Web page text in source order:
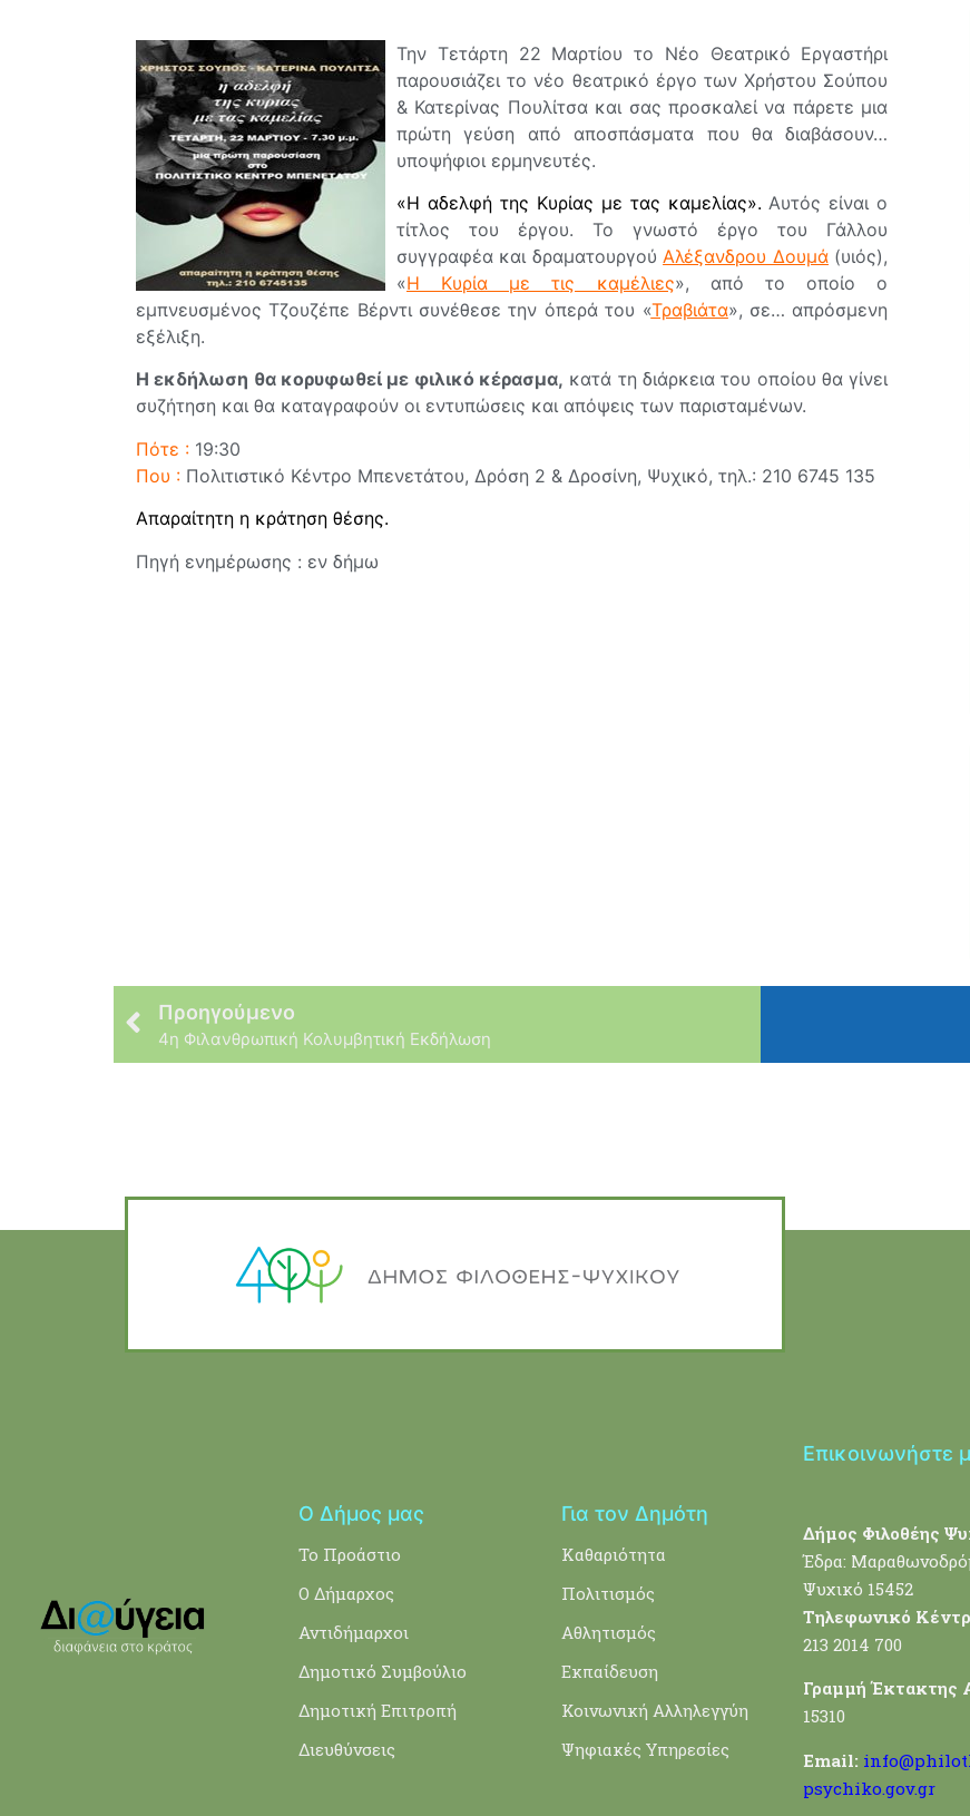
Την Τετάρτη 22 Μαρτίου το Νέο Θεατρικό Εργαστήρι
παρουσιάζει το νέο θεατρικό έργο των Χρήστου Σούπου
& Κατερίνας Πουλίτσα και σας προσκαλεί να πάρετε μια
πρώτη γεύση από αποσπάσματα που θα διαβάσουν…
υποψήφιοι ερμηνευτές.
«Η αδελφή της Κυρίας με τας καμελίας». Αυτός είναι ο
τίτλος του έργου. Το γνωστό έργο του Γάλλου
συγγραφέα και δραματουργούΑλέξανδρου Δουμά(υιός),
«Η Κυρία με τις καμέλιες», από το οποίο o
εμπνευσμένος Tζουζέπε Βέρντι συνέθεσε την όπερά του «Τραβιάτα», σε… απρόσμενη
εξέλιξη.
Η εκδήλωση θα κορυφωθεί με φιλικό κέρασμα, κατά τη διάρκεια του οποίου θα γίνει
συζήτηση και θα καταγραφούν οι εντυπώσεις και απόψεις των παρισταμένων.
Πότε : 19:30
Που : Πολιτιστικό Κέντρο Μπενετάτου, Δρόση 2 & Δροσίνη, Ψυχικό, τηλ.: 210 6745 135
Απαραίτητη η κράτηση θέσης.
Πηγή ενημέρωσης : εν δήμω
Προηγούμενο
4η Φιλανθρωπική Κολυμβητική Εκδήλωση
Ο Δήμος μας
Το Προάστιο
Ο Δήμαρχος
Αντιδήμαρχοι
Δημοτικό Συμβούλιο
Δημοτική Επιτροπή
Διευθύνσεις
Για τον Δημότη
Καθαριότητα
Πολιτισμός
Αθλητισμός
Εκπαίδευση
Κοινωνική Αλληλεγγύη
Ψηφιακές Υπηρεσίες
Επικοινωνήστε
Δήμος Φιλοθέης
Έδρα:
Ψυχικό 15452
Τηλεφωνικό
213 2014 700
Γραμμή Έκτακτης
15310
Email:
psychiko.gov.gr